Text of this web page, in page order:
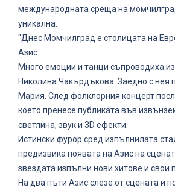
международната среща на
уникална.
"Днес Момчилград е столицата на
Азис.
Много емоции и танци съпроводиха
Николина Чакърдъкова. Заедно с нея
Мария. След фолклорния концерт
което пренесе публиката във
светлина, звук и 3D ефекти.
Истински фурор сред изпълнилата
предизвика появата на Азис на
звездата изпълни нови хитове и свои
На два пъти Азис слезе от сцената и